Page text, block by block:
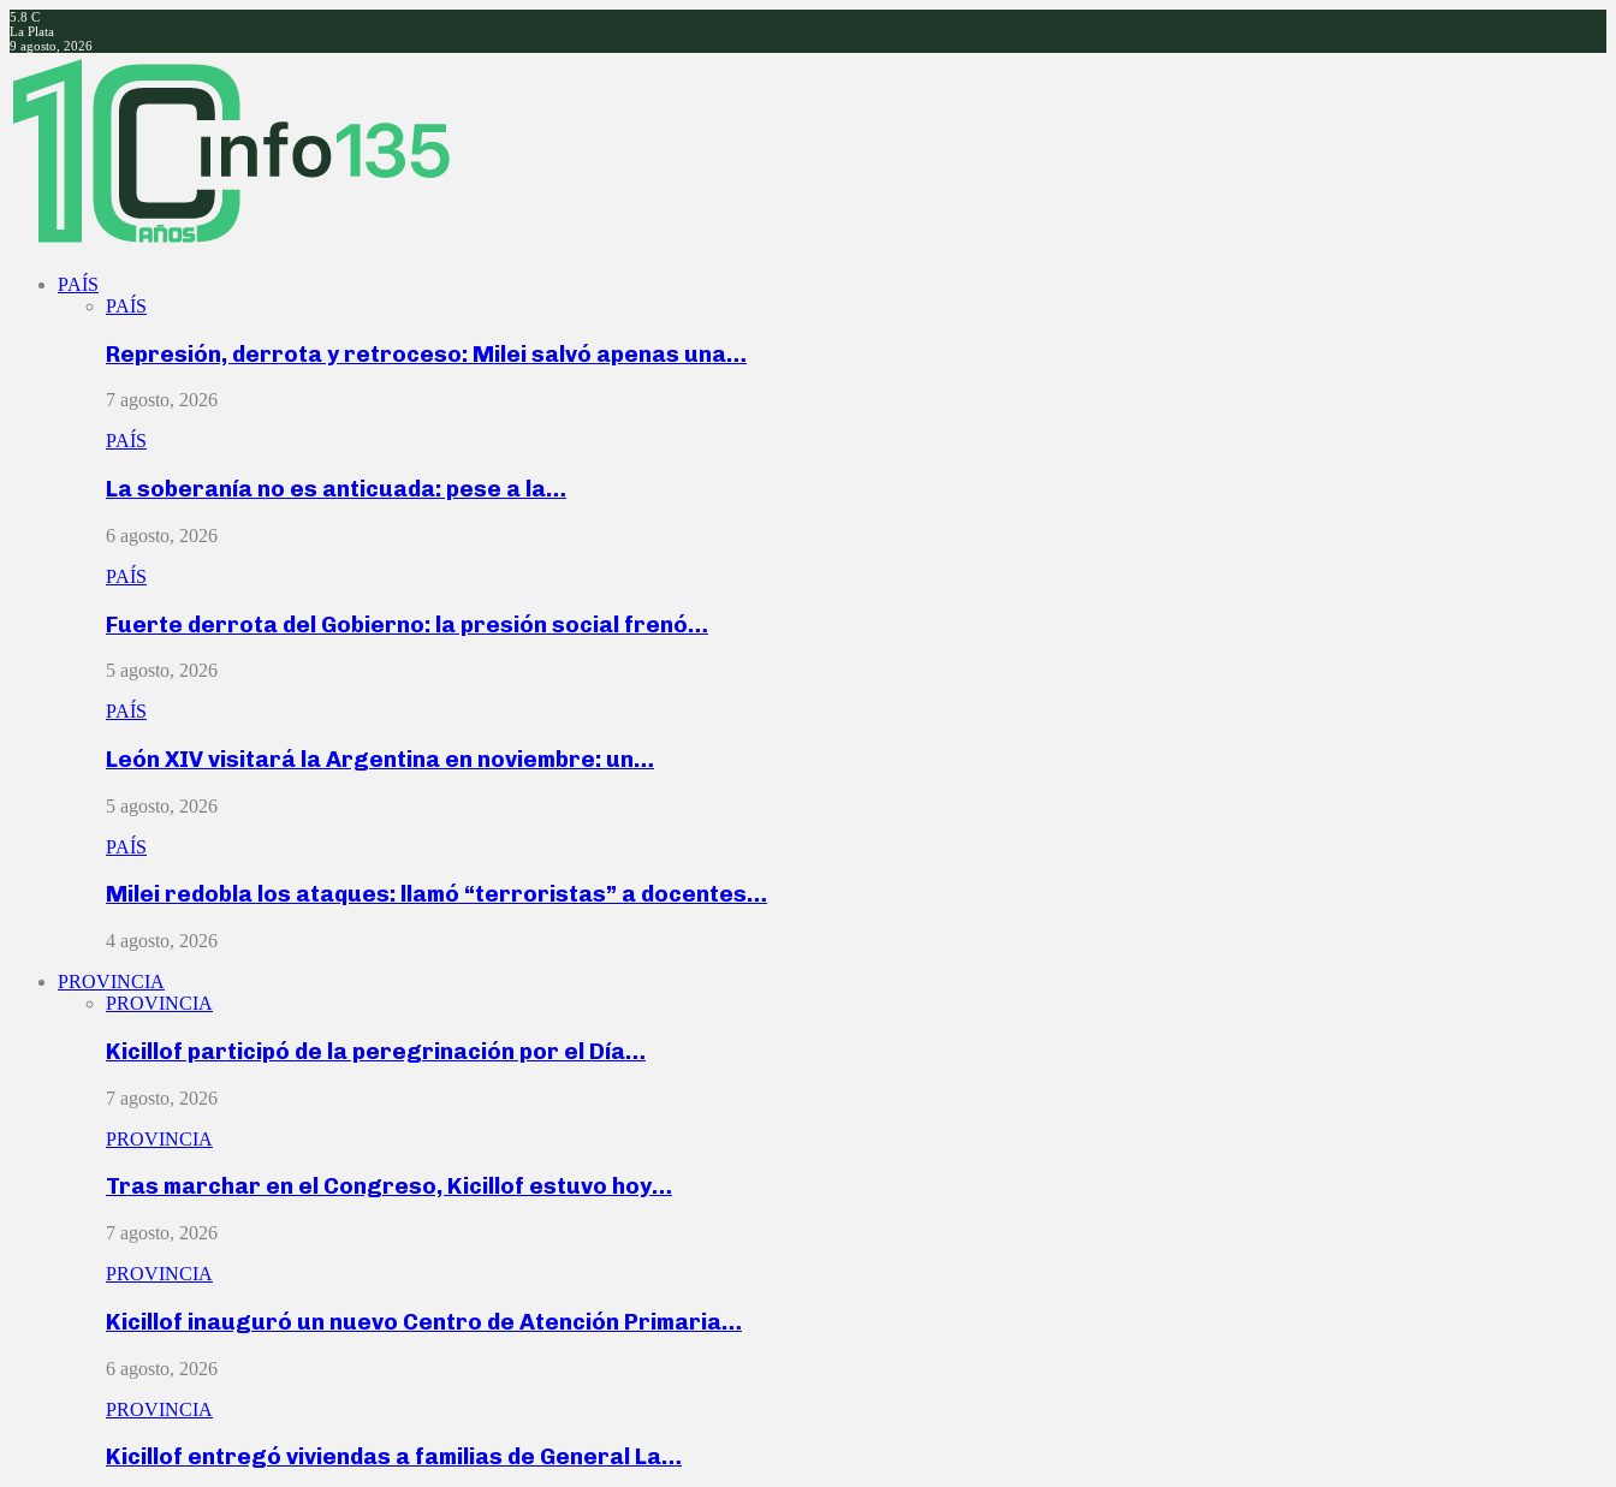
5.8 C
La Plata
9 agosto, 2026
Facebook
Twitter
Instagram
Youtube
PAÍS
PAÍS
Represión, derrota y retroceso: Milei salvó apenas una…
7 agosto, 2026
PAÍS
La soberanía no es anticuada: pese a la…
6 agosto, 2026
PAÍS
Fuerte derrota del Gobierno: la presión social frenó…
5 agosto, 2026
PAÍS
León XIV visitará la Argentina en noviembre: un…
5 agosto, 2026
PAÍS
Milei redobla los ataques: llamó “terroristas” a docentes…
4 agosto, 2026
PROVINCIA
PROVINCIA
Kicillof participó de la peregrinación por el Día…
7 agosto, 2026
PROVINCIA
Tras marchar en el Congreso, Kicillof estuvo hoy…
7 agosto, 2026
PROVINCIA
Kicillof inauguró un nuevo Centro de Atención Primaria…
6 agosto, 2026
PROVINCIA
Kicillof entregó viviendas a familias de General La…